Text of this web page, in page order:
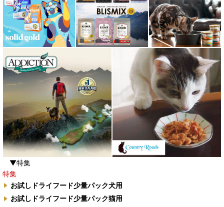
▼特集
特集
お試しドライフード少量パック犬用
お試しドライフード少量パック猫用